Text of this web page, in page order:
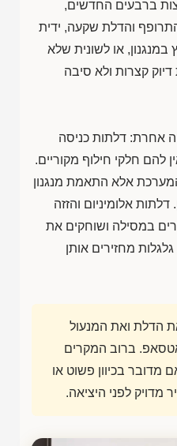
ברבעים החדשים,
והדלת שקעה, ידית
במנגנון, או לשונית שלא
קצרות ולא סיבה
אחרת: דלתות כניסה
להם חלקי חילוף מקוריים.
אלא התאמת מנגנון
אלומיניום והזזה
במסילה ושוחקים את
גלגלות מחזירים אותן
הדלת ואת המנעול
ברוב המקרים
בכיוון פשוט או
לפני היציאה.